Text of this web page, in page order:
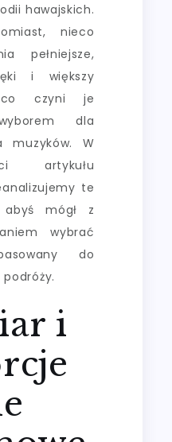
hawajskich.
nieco
pełniejsze,
i większy
czyni je
dla
muzyków. W
artykułu
te
mógł z
wybrać
do
i